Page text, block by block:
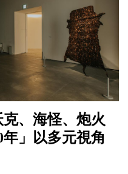
、海怪、炮火
」以多元視角